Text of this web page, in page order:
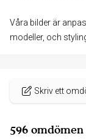
Våra bilder är
modeller, och
Skriv ett
596